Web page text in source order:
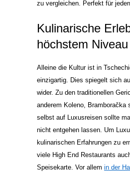
zu vergleichen. Perfekt für
Kulinarische
höchstem Niveau
Alleine die Kultur ist in
einzigartig. Dies spiegelt sich
wider. Zu den traditionellen
anderem Koleno, Bramboračka
selbst auf Luxusreisen sollte
nicht entgehen lassen. Um
kulinarischen Erfahrungen zu
viele High End Restaurants
Speisekarte. Vor allem in der